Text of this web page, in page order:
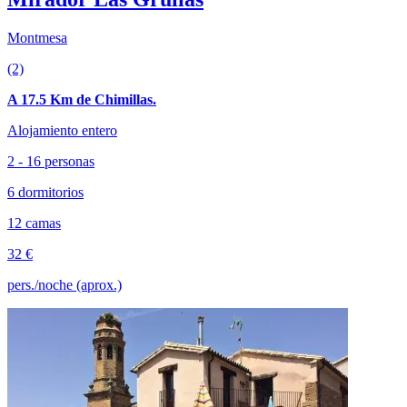
Montmesa
(2)
A 17.5 Km de Chimillas.
Alojamiento entero
2 - 16 personas
6 dormitorios
12 camas
32 €
pers./noche (aprox.)